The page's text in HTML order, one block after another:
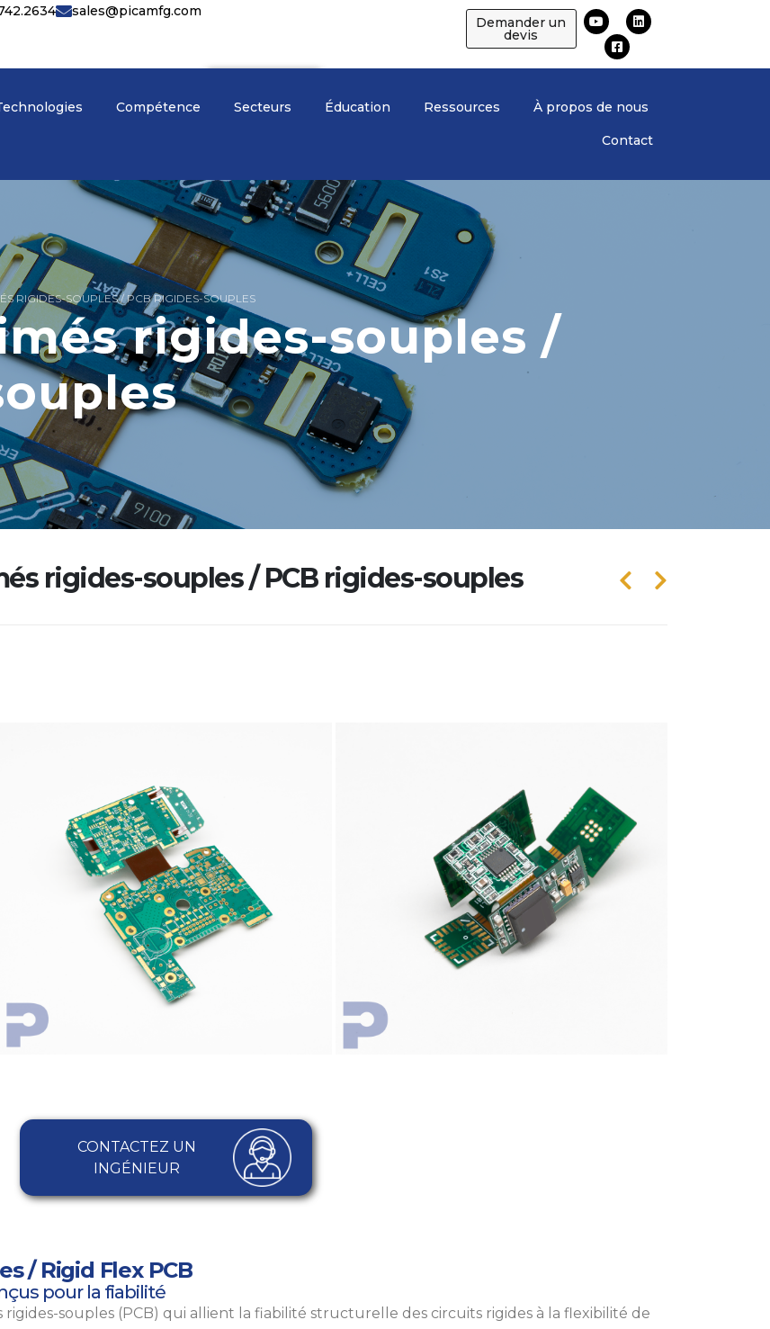
sales@picamfg.com
Demander un
devis
Compétence Secteurs Éducation Ressources À propos de nous
Contact
RIGIDES-SOUPLES / PCB RIGIDES-SOUPLES
rigides-souples /
rigides-souples / PCB rigides-souples
CONTACTEZ UN
INGÉNIEUR
/ Rigid Flex PCB
pour la fiabilité
souples (PCB) qui allient la fiabilité structurelle des circuits rigides à la flexibilité de